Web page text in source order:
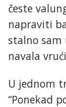
česte
napraviti
stalno sam
navala
U jednom
“Ponekad